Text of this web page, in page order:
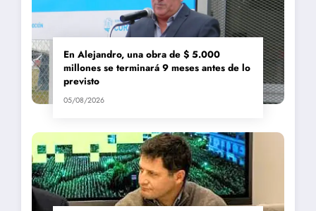
En Alejandro, una obra de $ 5.000
millones se terminará 9 meses antes de lo
previsto
05/08/2026